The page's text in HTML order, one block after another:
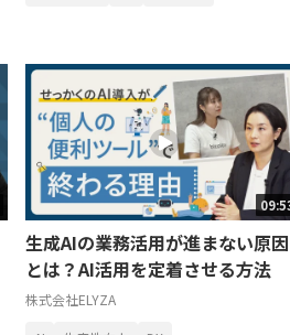
生成AIの業務活用が進まない原因
とは？AI活用を定着させる方法
株式会社ELYZA